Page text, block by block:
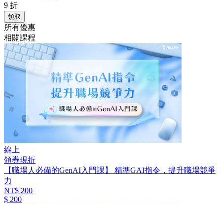
9 折
領取
所有優惠
相關課程
線上
領券現折
【職場人必備的GenAI入門課】 精準GAI指令，提升職場競爭
力
NT$ 200
$ 200